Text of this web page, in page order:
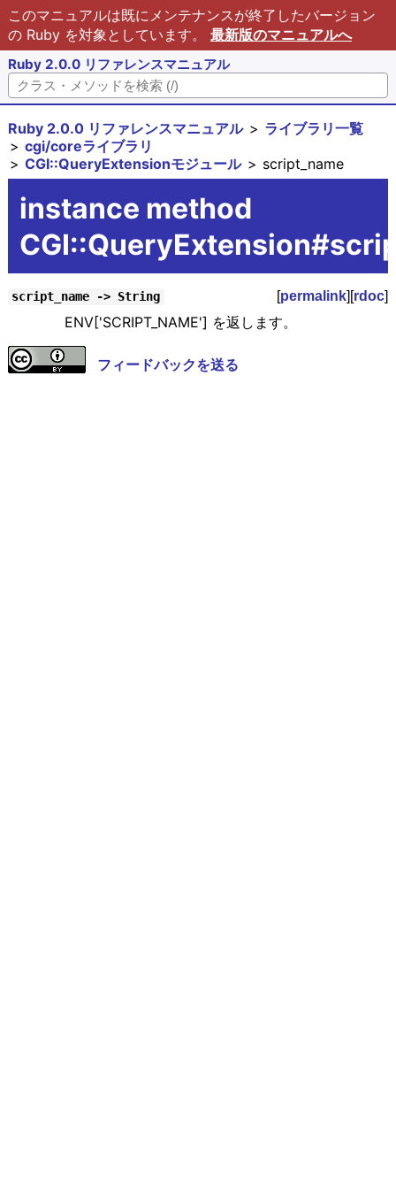
このマニュアルは既にメンテナンスが終了したバージョン
の Ruby を対象としています。 最新版のマニュアルへ
Ruby 2.0.0 リファレンスマニュアル
Ruby 2.0.0 リファレンスマニュアル
ライブラリ一覧
cgi/coreライブラリ
CGI::QueryExtensionモジュール
script_name
instance method
script_name -> String [permalink][rdoc]
ENV['SCRIPT_NAME'] を返します。
フィードバックを送る